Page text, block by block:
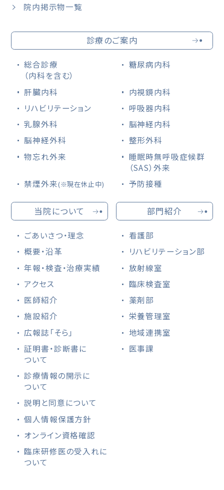
院内掲示物一覧
診療のご案内
総合診療
（内科を含む）
糖尿病内科
肝臓内科
内視鏡内科
リハビリテーション
呼吸器内科
乳腺外科
脳神経内科
脳神経外科
整形外科
物忘れ外来
睡眠時無呼吸症候群
（SAS）外来
禁煙外来(※現在休止中) 予防接種
当院について
ごあいさつ・理念
概要・沿革
年報・検査・治療実績
アクセス
医師紹介
施設紹介
広報誌「そら」
証明書・診断書に
ついて
診療情報の開示に
ついて
説明と同意について
個人情報保護方針
オンライン資格確認
臨床研修医の受入れに
ついて
部門紹介
看護部
リハビリテーション部
放射線室
臨床検査室
薬剤部
栄養管理室
地域連携室
医事課